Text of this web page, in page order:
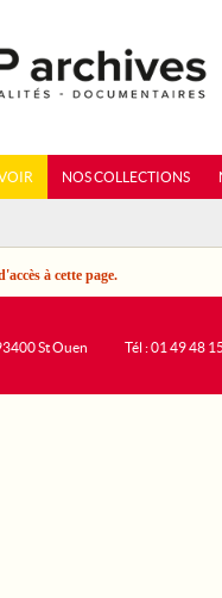
NOS COLLECTIONS
à cette page.
St Ouen
Tél : 01 49 48